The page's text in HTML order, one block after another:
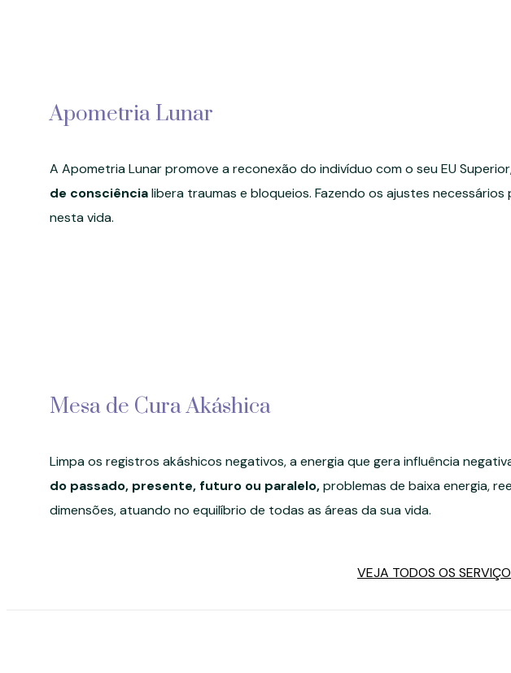
Apometria Lunar
A Apometria Lunar promove a reconexão do indivíduo com o seu EU
de consciêncialibera traumas e bloqueios. Fazendo os ajustes
nesta vida.
Mesa de Cura Akáshica
Limpa os registros akáshicos negativos, a energia que gera influência
do passado, presente, futuro ou paralelo,problemas de baixa energia,
dimensões, atuando no equilíbrio de todas as áreas da sua vida.
VEJA TODOS OS